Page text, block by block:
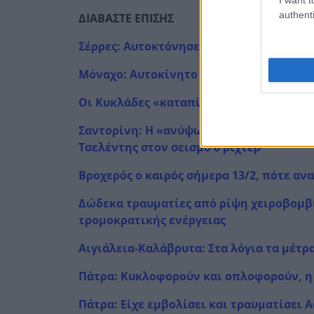
ΔΙΑΒΑΣΤΕ ΕΠΙΣΗΣ
Σέρρες: Αυτοκτόνησε ο 59χρονος
Μόναχο: Αυτοκίνητο έπεσε πάνω σε
Οι Κυκλάδες «καταπίνουν»« τα ψάρια
Σαντορίνη: Η «ανύψωση» της καλντέρας
Τσελέντης στον σεισμό 6 ρίχτερ
Βροχερός ο καιρός σήμερα 13/2, πότε
Δώδεκα τραυματίες από ρίψη
τρομοκρατικής ενέργειας
Αιγιάλεια-Καλάβρυτα: Στα λόγια τα
Πάτρα: Κυκλοφορούν και οπλοφορούν,
Πάτρα: Είχε εμβολίσει και τραυματίσει